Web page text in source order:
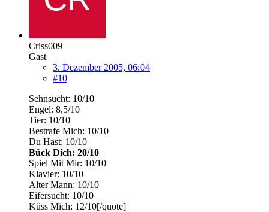
Criss009
Gast
3. Dezember 2005, 06:04
#10
Sehnsucht: 10/10
Engel: 8,5/10
Tier: 10/10
Bestrafe Mich: 10/10
Du Hast: 10/10
Bück Dich: 20/10
Spiel Mit Mir: 10/10
Klavier: 10/10
Alter Mann: 10/10
Eifersucht: 10/10
Küss Mich: 12/10[/quote]